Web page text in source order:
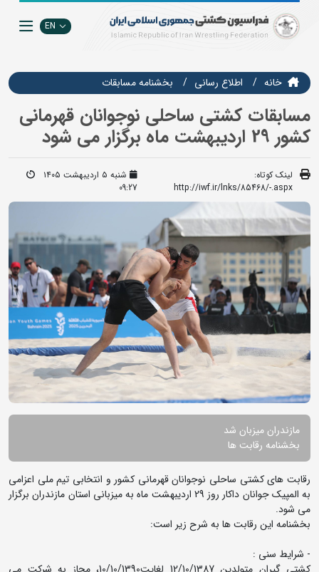
EN
خانه اطلاع رسانی بخشنامه مسابقات
مسابقات کشتی ساحلی نوجوانان قهرمانی
کشور 29 اردیبهشت ماه برگزار می شود
لینک کوتاه:
http://iwf.ir/lnks/85468/-.aspx
شنبه ۵ اردیبهشت ۱۴۰۵
09:27
مازندران میزبان شد
بخشنامه رقابت ها
رقابت های کشتی ساحلی نوجوانان قهرمانی کشور و انتخابی تیم ملی اعزامی
به المپیک جوانان داکار روز 29 اردیبهشت ماه به میزبانی استان مازندران برگزار
می شود.
بخشنامه این رقابت ها به شرح زیر است:
- شرایط سنی :